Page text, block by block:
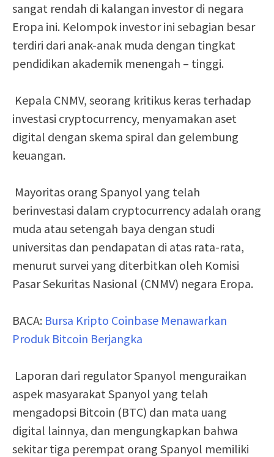
sangat rendah di kalangan investor di negara
Eropa ini. Kelompok investor ini sebagian besar
terdiri dari anak-anak muda dengan tingkat
pendidikan akademik menengah – tinggi.
Kepala CNMV, seorang kritikus keras terhadap
investasi cryptocurrency, menyamakan aset
digital dengan skema spiral dan gelembung
keuangan.
Mayoritas orang Spanyol yang telah
berinvestasi dalam cryptocurrency adalah orang
muda atau setengah baya dengan studi
universitas dan pendapatan di atas rata-rata,
menurut survei yang diterbitkan oleh Komisi
Pasar Sekuritas Nasional (CNMV) negara Eropa.
BACA: Bursa Kripto Coinbase Menawarkan
Produk Bitcoin Berjangka
Laporan dari regulator Spanyol menguraikan
aspek masyarakat Spanyol yang telah
mengadopsi Bitcoin (BTC) dan mata uang
digital lainnya, dan mengungkapkan bahwa
sekitar tiga perempat orang Spanyol memiliki